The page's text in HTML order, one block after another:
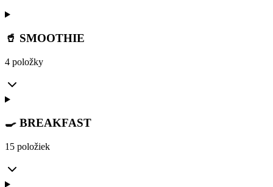
🥤 SMOOTHIE
4 položky
🍳 BREAKFAST
15 položiek